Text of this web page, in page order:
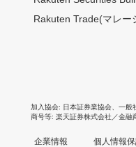
Rakuten Trade(マレー
加入協会 日本証券業協会 一般
商号等 楽天証券株式会社／金融
企業情報 個人情報